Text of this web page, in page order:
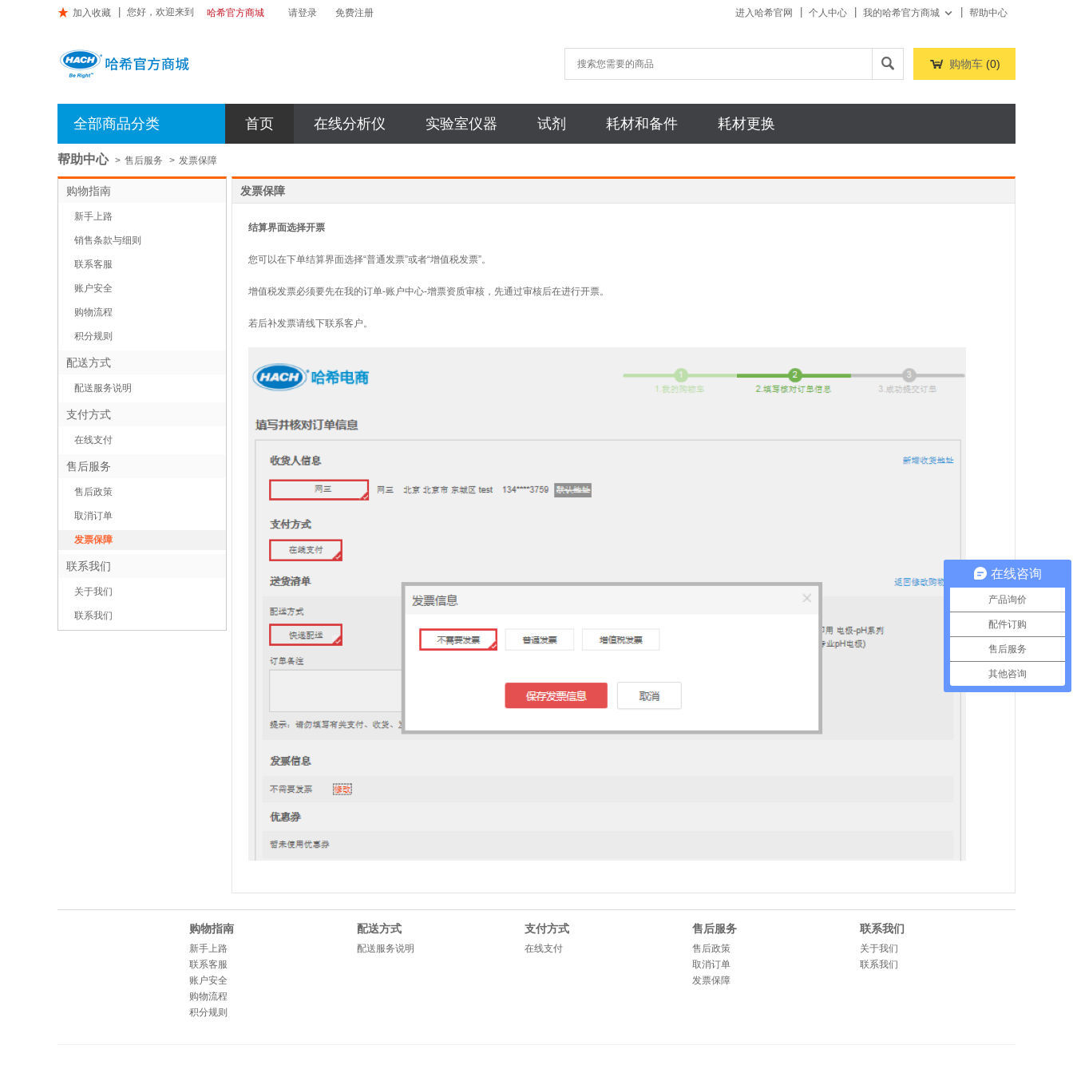
 加入收藏 您好，欢迎来到 哈希官方商城 请登录 免费注册 进入哈希官网 个人中心 我的哈希官方商城  帮助中心
城
 购物车 (0)

首页 在线分析仪 实验室仪器 试剂 耗材和备件 耗材更换
全部商品分类
帮助中心 > 售后服务 > 发票保障
发票保障
结算界面选择开票
您可以在下单结算界面选择“普通发票”或者“增值税发票”。
增值税发票必须要先在我的订单-账户中心-增票资质审核，先通过审核后在进行开票。
若后补发票请线下联系客户。
购物指南
新手上路
销售条款与细则
联系客服
账户安全
购物流程
积分规则
配送方式
配送服务说明
支付方式
在线支付
售后服务
售后政策
取消订单
发票保障
联系我们
关于我们
联系我们
购物指南
新手上路
联系客服
账户安全
购物流程
积分规则
配送方式
配送服务说明
支付方式
在线支付
售后服务
售后政策
取消订单
发票保障
联系我们
关于我们
联系我们
在线咨询
产品询价
配件订购
售后服务
其他咨询